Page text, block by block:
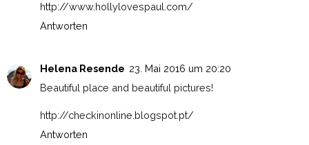
http://www.hollylovespaul.com/
Antworten
Helena Resende 23. Mai 2016 um 20:20
Beautiful place and beautiful pictures!
http://checkinonline.blogspot.pt/
Antworten